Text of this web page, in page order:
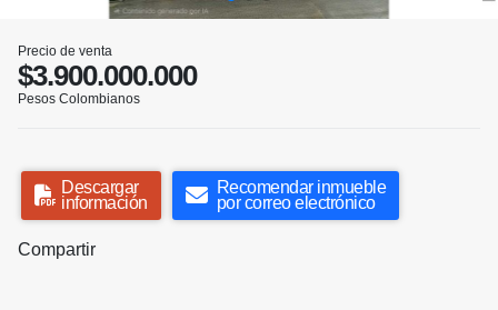
Precio de venta
$3.900.000.000
Pesos Colombianos
Descargar
información
Recomendar inmueble
por correo electrónico
Compartir